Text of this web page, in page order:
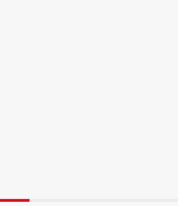
associées à votre compte :
et internes (dates de